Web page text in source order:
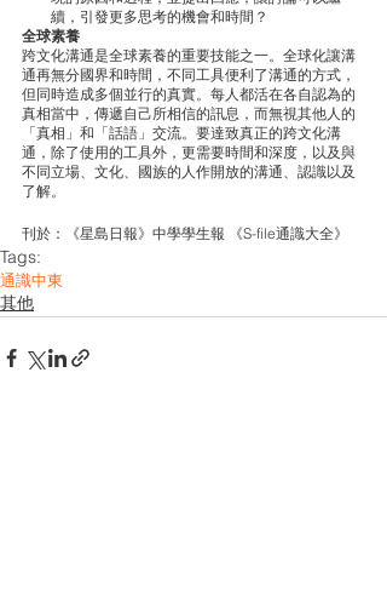
續，引發更多思考的機會和時間？
全球素養
跨文化溝通是全球素養的重要技能之一。全球化讓溝
通再無分國界和時間，不同工具便利了溝通的方式，
但同時造成多個並行的真實。每人都活在各自認為的
真相當中，傳遞自己所相信的訊息，而無視其他人的
「真相」和「話語」交流。要達致真正的跨文化溝
通，除了使用的工具外，更需要時間和深度，以及與
不同立場、文化、國族的人作開放的溝通、認識以及
了解。
刊於：《星島日報》中學學生報 《S-file通識大全》
Tags:
通識中東
其他